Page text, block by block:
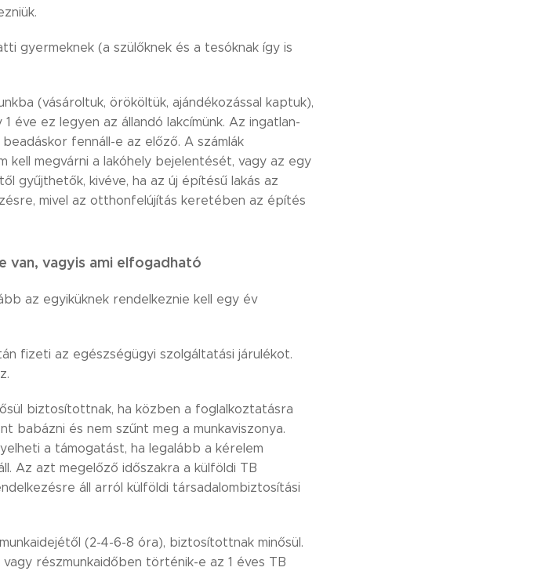
gyermeknek (a szülőknek és a tesóknak így is
(vásároltuk, örököltük, ajándékozással kaptuk),
éve ez legyen az állandó lakcímünk. Az ingatlan-
fennáll-e az előző. A számlák
kell megvárni a lakóhely bejelentését, vagy az egy
gyűjthetők, kivéve, ha az új építésű lakás az
mivel az otthonfelújítás keretében az építés
van, vagyis ami elfogadható
az egyiküknek rendelkeznie kell egy év
fizeti az egészségügyi szolgáltatási járulékot.
biztosítottnak, ha közben a foglalkoztatásra
babázni és nem szűnt meg a munkaviszonya.
a támogatást, ha legalább a kérelem
Az azt megelőző időszakra a külföldi TB
áll arról külföldi társadalombiztosítási
(2-4-6-8 óra), biztosítottnak minősül.
részmunkaidőben történik-e az 1 éves TB